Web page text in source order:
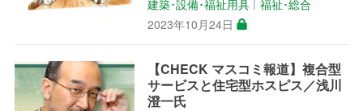
建築･設備･福祉用具
福祉･総合
2023年10月24日
【CHECK マスコミ報道】複合型
サービスと住宅型ホスピス／浅川
澄一氏